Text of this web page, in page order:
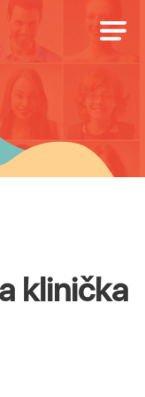
klinička